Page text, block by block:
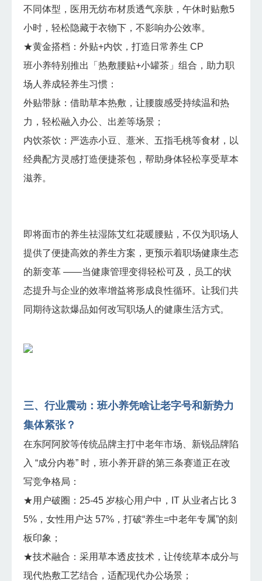
不同体型，医用无纺布材质透气亲肤，午休时贴敷5
小时，轻松隐藏于衣物下，不影响办公效率。
★黄金搭档：外贴+内饮，打造日常养生 CP
班小养特别推出「热敷腰贴+小罐茶」组合，助力职
场人养成轻养生习惯：
外贴带脉：借助草本热敷，让腰腹感受持续温和热
力，轻松融入办公、出差等场景；
内饮茶饮：严选赤小豆、薏米、五指毛桃等食材，以
经典配方灵感打造便捷茶包，帮助身体轻松享受草本
滋养。
即将面市的养生祛湿陈艾红花暖腰贴，不仅为职场人
提供了便捷高效的养生方案，更预示着职场健康生态
的新变革 ——当健康管理变得轻松可及，员工的状
态提升与企业的效率增益将形成良性循环。让我们共
同期待这款爆品如何改写职场人的健康生活方式。
三、行业震动：班小养凭啥让老字号和新势力
集体紧张？
在东阿阿胶等传统品牌主打中老年市场、新锐品牌陷
入 “成分内卷” 时，班小养开辟的第三条赛道正在改
写竞争格局：
★用户破圈：25-45 岁核心用户中，IT 从业者占比 3
5%，女性用户达 57%，打破“养生=中老年专属”的刻
板印象；
★技术融合：采用草本透皮技术，让传统草本成分与
现代热敷工艺结合，适配现代办公场景；